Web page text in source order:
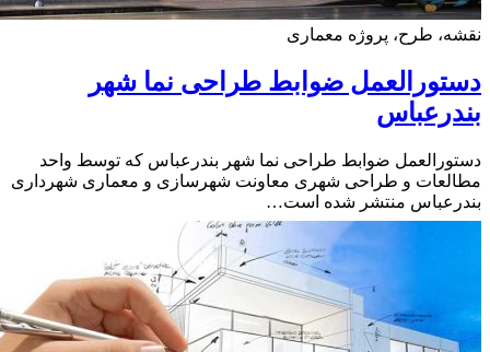
طرح، پروژه معماری
ضوابط طراحی نما شهر
ضوابط طراحی نما شهر بندرعباس که توسط واحد
و طراحی شهری معاونت شهرسازی و معماری شهرداری
منتشر شده است…